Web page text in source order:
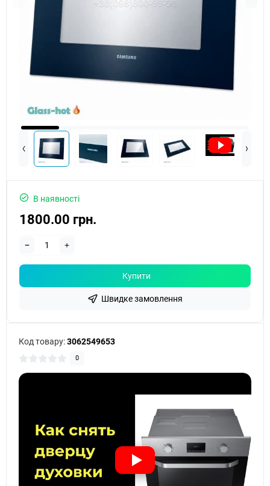
В наявності
1800.00 грн.
Купити
Швидке замовлення
Код товару:3062549653
0